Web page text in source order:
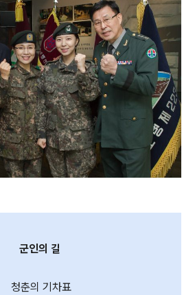
군인의 길
청춘의 기차표